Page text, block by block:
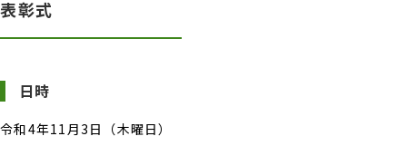
表彰式
日時
令和4年11月3日（木曜日）